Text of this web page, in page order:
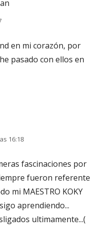
en mi corazón, por
pasado con ellos en
16:18
fascinaciones por
fueron referente
mi MAESTRO KOKY
aprendiendo...
ultimamente...(